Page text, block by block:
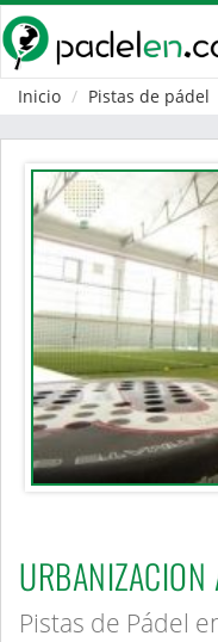
Inicio
Pistas de pádel
URBANIZACION
Pistas de Pádel